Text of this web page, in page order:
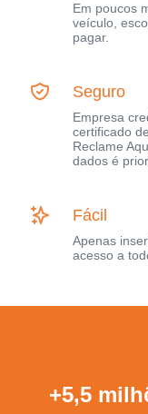
Em poucos
veículo,
pagar.
Seguro
Empresa
certificado
Reclame
dados é
Fácil
Apenas
acesso a
+5,5